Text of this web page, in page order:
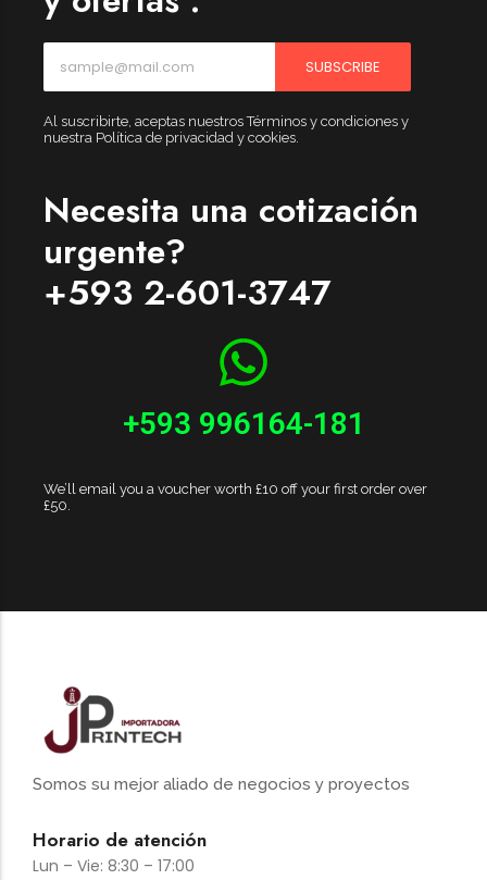
SUBSCRIBE
Al suscribirte, aceptas nuestros Términos y condiciones y
nuestra Política de privacidad y cookies.
Necesita una cotización
urgente?
+593 2-601-3747
+593 996164-181
We’ll email you a voucher worth £10 off your first order over
£50.
Somos su mejor aliado de negocios y proyectos
Horario de atención
Lun – Vie: 8:30 – 17:00